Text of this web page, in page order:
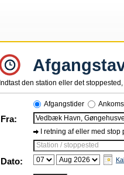
Indtast den station eller det
Afgangstider
Fra:
I retning af eller med stop
Station / stoppested
Dato: